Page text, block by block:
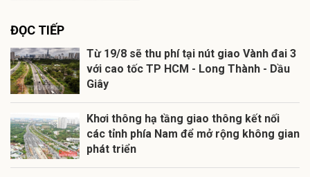
ĐỌC TIẾP
Từ 19/8 sẽ thu phí tại nút giao Vành đai 3
với cao tốc TP HCM - Long Thành - Dầu
Giây
Khơi thông hạ tầng giao thông kết nối
các tỉnh phía Nam để mở rộng không gian
phát triển